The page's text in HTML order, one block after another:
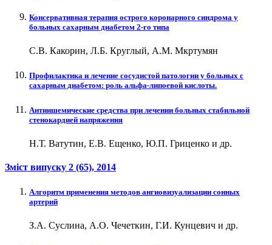
Консервативная терапия острого коронарного синдрома у
больных сахарным диабетом 2-го типа
С.В. Какорин, Л.Б. Круглый, А.М. Мкртумян
Профилактика и лечение сосудистой патологии у больных с
сахарным диабетом: роль альфа-липоевой кислоты.
Антиишемические средства при лечении больных стабильной
стенокардией напряжения
Н.Т. Ватутин, Е.В. Ещенко, Ю.П. Гриценко и др.
Зміст випуску 2 (65), 2014
Алгоритм применения методов ангиовизуализации сонных
артерий
З.А. Суслина, А.О. Чечеткин, Г.И. Кунцевич и др.